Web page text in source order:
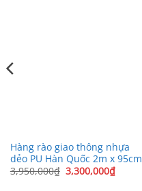
Hàng rào giao thông nhựa
dẻo PU Hàn Quốc 2m x 95cm
3,950,000₫ Giá
gốc
3,300,000₫Giá
hiện